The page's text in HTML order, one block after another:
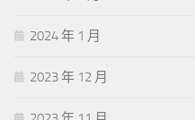
2024 年 1 月
2023 年 12 月